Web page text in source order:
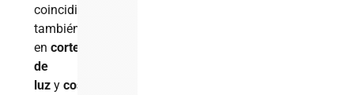
coincidiendo
también
encortes
de
luz ycosto